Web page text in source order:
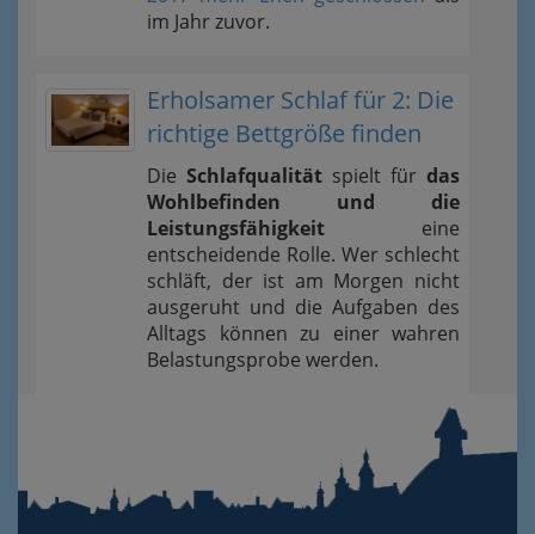
im Jahr zuvor.
Erholsamer Schlaf für 2: Die
richtige Bettgröße finden
Die Schlafqualität spielt für das
Wohlbefinden und die
Leistungsfähigkeit eine
entscheidende Rolle. Wer schlecht
schläft, der ist am Morgen nicht
ausgeruht und die Aufgaben des
Alltags können zu einer wahren
Belastungsprobe werden.